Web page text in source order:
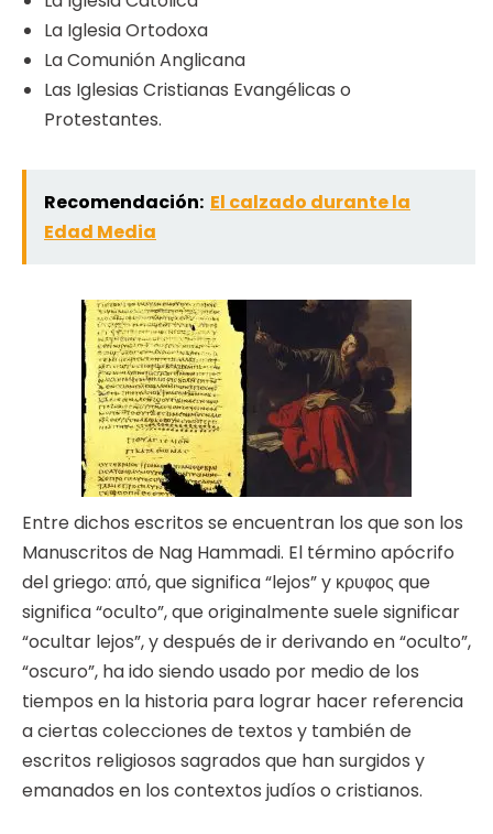
La Iglesia Ortodoxa
La Comunión Anglicana
Las Iglesias Cristianas Evangélicas o
Protestantes.
Recomendación: El calzado durante la
Edad Media
Entre dichos escritos se encuentran los que son los
Manuscritos de Nag Hammadi. El término apócrifo
del griego: από, que significa “lejos” y κρυφος que
significa “oculto”, que originalmente suele significar
“ocultar lejos”, y después de ir derivando en “oculto”,
“oscuro”, ha ido siendo usado por medio de los
tiempos en la historia para lograr hacer referencia
a ciertas colecciones de textos y también de
escritos religiosos sagrados que han surgidos y
emanados en los contextos judíos o cristianos.